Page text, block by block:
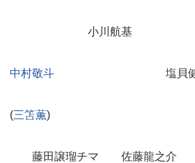
小川航基
中村敬斗 塩貝健
(三笘薫)
藤田譲瑠チマ 佐藤龍之介